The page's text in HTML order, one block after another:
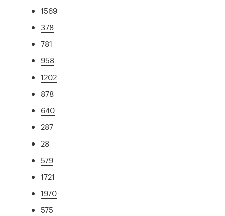
1569
378
781
958
1202
878
640
287
28
579
1721
1970
575